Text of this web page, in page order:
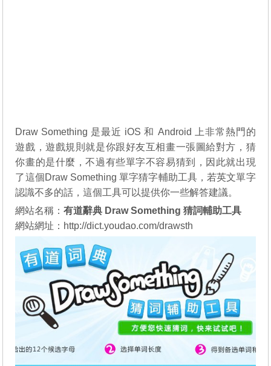
Draw Something 是最近 iOS 和 Android 上非常熱門的
遊戲，遊戲規則就是你跟好友互相畫一張圖給對方，猜
你畫的是什麼，不過有些單字不容易猜到，因此就出現
了這個Draw Something 單字猜字輔助工具，若英文單字
認識不多的話，這個工具可以提供你一些解答建議。
網站名稱：有道辭典 Draw Something 猜詞輔助工具
網站網址： http://dict.youdao.com/drawsth